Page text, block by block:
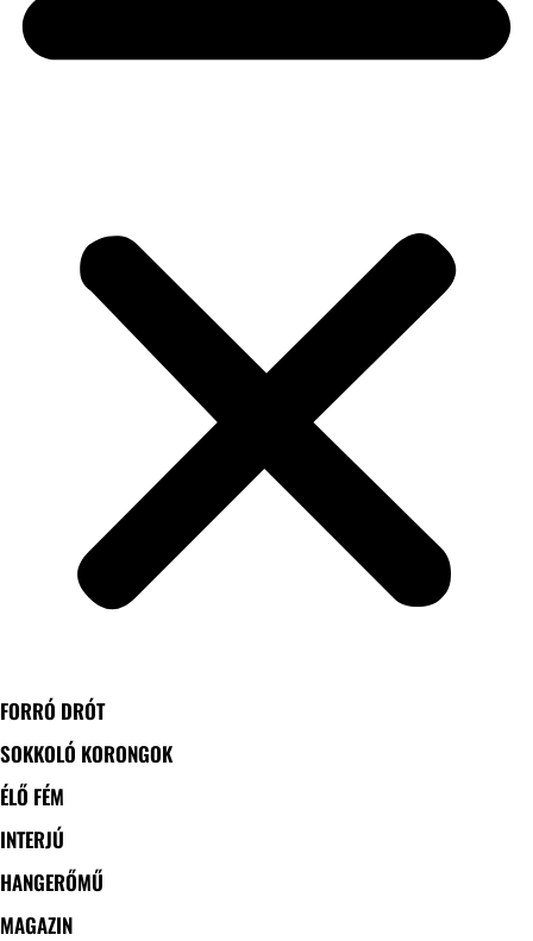
FORRÓ DRÓT
SOKKOLÓ KORONGOK
ÉLŐ FÉM
INTERJÚ
HANGERŐMŰ
MAGAZIN